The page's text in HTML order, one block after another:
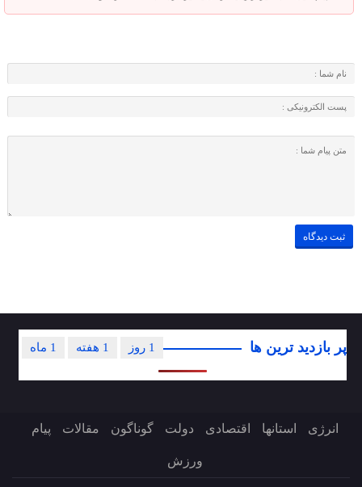
پر بازدید ترین ها 1 ماه 1 هفته 1 روز
انرژی استانها اقتصادی دولت گوناگون مقالات پیام
ورزش